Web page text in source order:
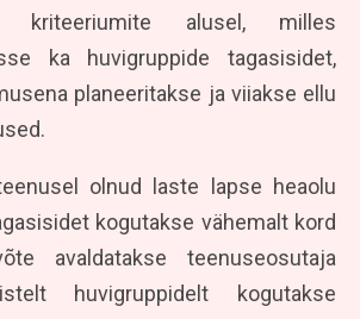
kriteeriumite alusel, milles
ka huvigruppide tagasisidet,
planeeritakse ja viiakse ellu
olnud laste lapse heaolu
kogutakse vähemalt kord
avaldatakse teenuseosutaja
huvigruppidelt kogutakse